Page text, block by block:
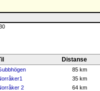
Distanse
85 km
35 km
2 64 km